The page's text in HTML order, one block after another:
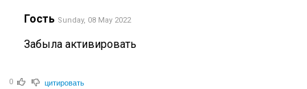
Гость Sunday, 08 May 2022
Забыла активировать
0 цитировать